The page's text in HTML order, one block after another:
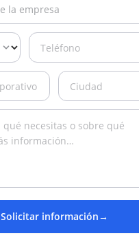
Solicitar información→